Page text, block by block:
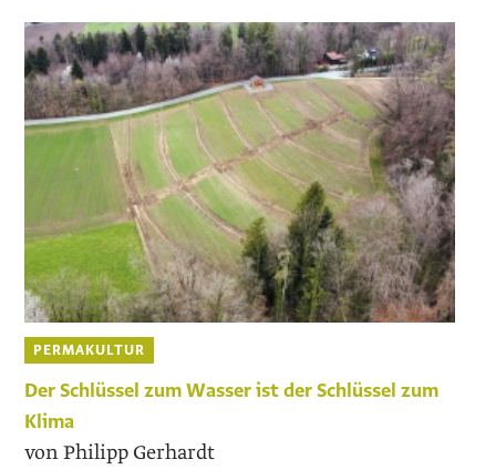
PERMAKULTUR
Der Schlüssel zum Wasser ist der Schlüssel zum
Klima
von Philipp Gerhardt